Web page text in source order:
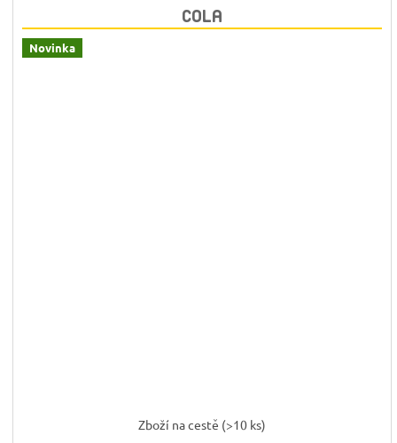
COLA
Novinka
Zboží na cestě (>10 ks)